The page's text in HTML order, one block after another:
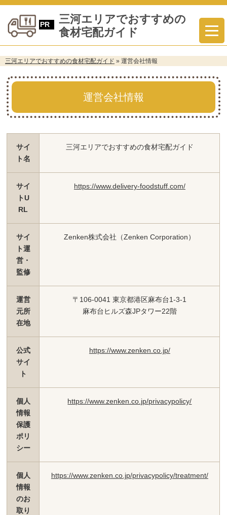
三河エリアでおすすめの
食材宅配ガイド
三河エリアでおすすめの食材宅配ガイド » 運営会社情報
運営会社情報
サイ
ト名
三河エリアでおすすめの食材宅配ガイド
サイ
トU
RL
https://www.delivery-foodstuff.com/
サイ
ト運
営・
監修
Zenken株式会社（Zenken Corporation）
運営
元所
在地
〒106-0041 東京都港区麻布台1-3-1
麻布台ヒルズ森JPタワー22階
公式
サイ
ト
https://www.zenken.co.jp/
個人
情報
保護
ポリ
シー
https://www.zenken.co.jp/privacypolicy/
個人
情報
のお
取り
https://www.zenken.co.jp/privacypolicy/treatment/